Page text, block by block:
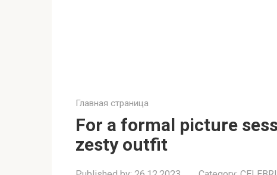
Главная страница
For a formal picture
zesty outfit